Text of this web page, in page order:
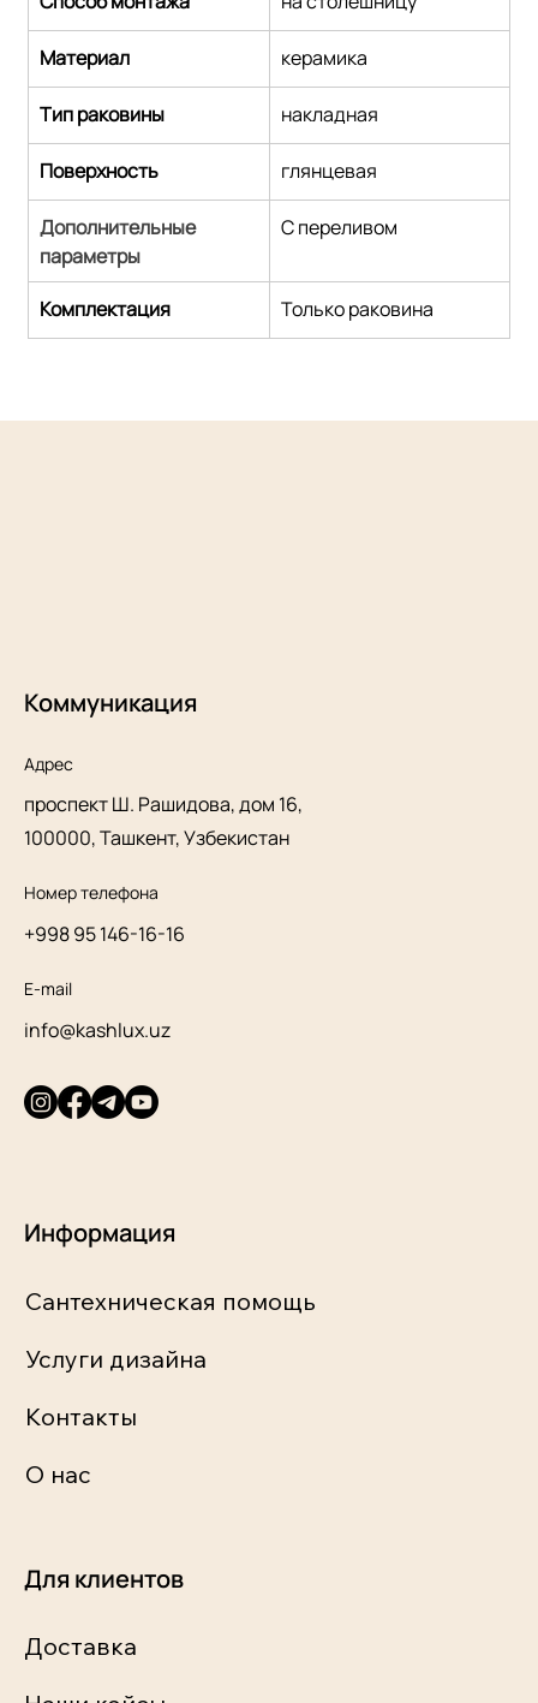
Материал керамика
Тип раковины накладная
Поверхность глянцевая
Дополнительные
параметры
С переливом
Комплектация Только раковина
Коммуникация
Адрес
проспект Ш. Рашидова, дом 16,
100000, Ташкент, Узбекистан
Номер телефона
+998 95 146-16-16
E-mail
info@kashlux.uz
Информация
Сантехническая помощь
Услуги дизайна
Контакты
О нас
Для клиентов
Доставка